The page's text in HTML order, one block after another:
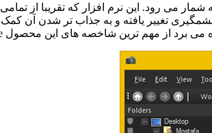
شمار می رود. این نرم افزار که تقریبا از
تغییر یافته و به جذاب تر شدن آن کمک
می برد از مهم ترین شاخصه های این محصول